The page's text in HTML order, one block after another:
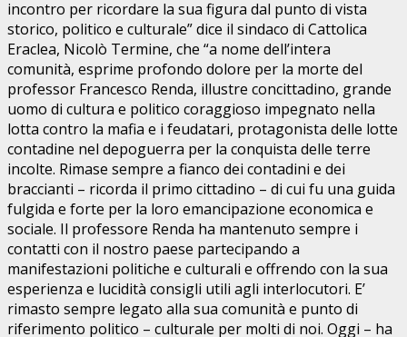
incontro per ricordare la sua figura dal punto di vista
storico, politico e culturale” dice il sindaco di Cattolica
Eraclea, Nicolò Termine, che “a nome dell’intera
comunità, esprime profondo dolore per la morte del
professor Francesco Renda, illustre concittadino, grande
uomo di cultura e politico coraggioso impegnato nella
lotta contro la mafia e i feudatari, protagonista delle lotte
contadine nel depoguerra per la conquista delle terre
incolte. Rimase sempre a fianco dei contadini e dei
braccianti – ricorda il primo cittadino – di cui fu una guida
fulgida e forte per la loro emancipazione economica e
sociale. Il professore Renda ha mantenuto sempre i
contatti con il nostro paese partecipando a
manifestazioni politiche e culturali e offrendo con la sua
esperienza e lucidità consigli utili agli interlocutori. E’
rimasto sempre legato alla sua comunità e punto di
riferimento politico – culturale per molti di noi. Oggi – ha